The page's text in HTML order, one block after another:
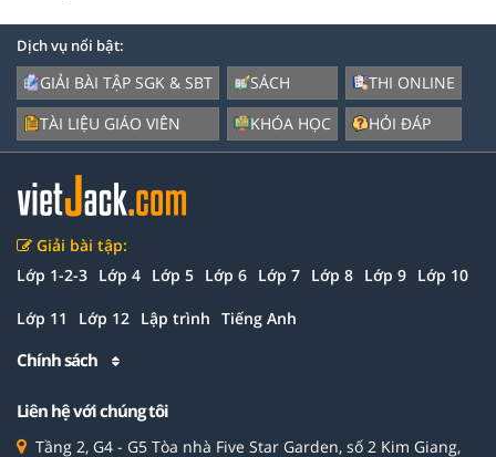
Dịch vụ nổi bật:
GIẢI BÀI TẬP SGK & SBT
TÀI LIỆU GIÁO VIÊN
SÁCH
KHÓA HỌC
THI ONLINE
HỎI ĐÁP
Giải bài tập:
Lớp 1-2-3 Lớp 4 Lớp 5 Lớp 6 Lớp 7 Lớp 8 Lớp 9 Lớp 10
Lớp 11 Lớp 12 Lập trình Tiếng Anh
Chính sách
Liên hệ với chúng tôi
Tầng 2, G4 - G5 Tòa nhà Five Star Garden, số 2 Kim Giang,